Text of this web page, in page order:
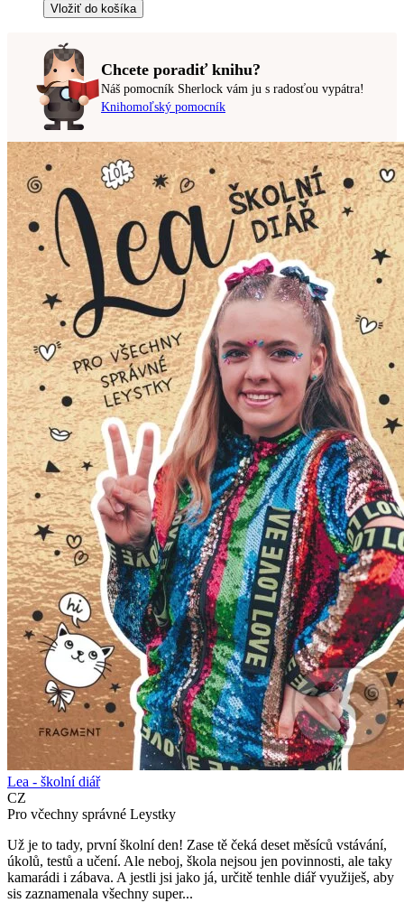
Vložiť do košíka
Chcete poradiť knihu?
Náš pomocník Sherlock vám ju s radosťou vypátra!
Knihomoľský pomocník
Lea - školní diář
CZ
Pro včechny správné Leystky
Už je to tady, první školní den! Zase tě čeká deset měsíců vstávání,
úkolů, testů a učení. Ale neboj, škola nejsou jen povinnosti, ale taky
kamarádi i zábava. A jestli jsi jako já, určitě tenhle diář využiješ, aby
sis zaznamenala všechny super...